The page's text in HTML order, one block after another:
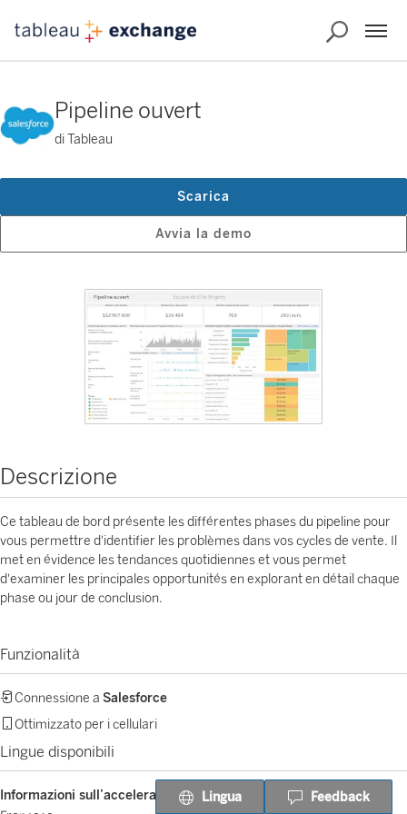
Pipeline ouvert
di Tableau
Avvia la demo
Scarica
Descrizione
Ce tableau de bord présente les différentes phases du pipeline pour
vous permettre d'identifier les problèmes dans vos cycles de vente. Il
met en évidence les tendances quotidiennes et vous permet
d'examiner les principales opportunités en explorant en détail chaque
phase ou jour de conclusion.
Funzionalità
Connessione a Salesforce
Ottimizzato per i cellulari
Lingue disponibili
Informazioni sull’acceleratore
Lingua Feedback